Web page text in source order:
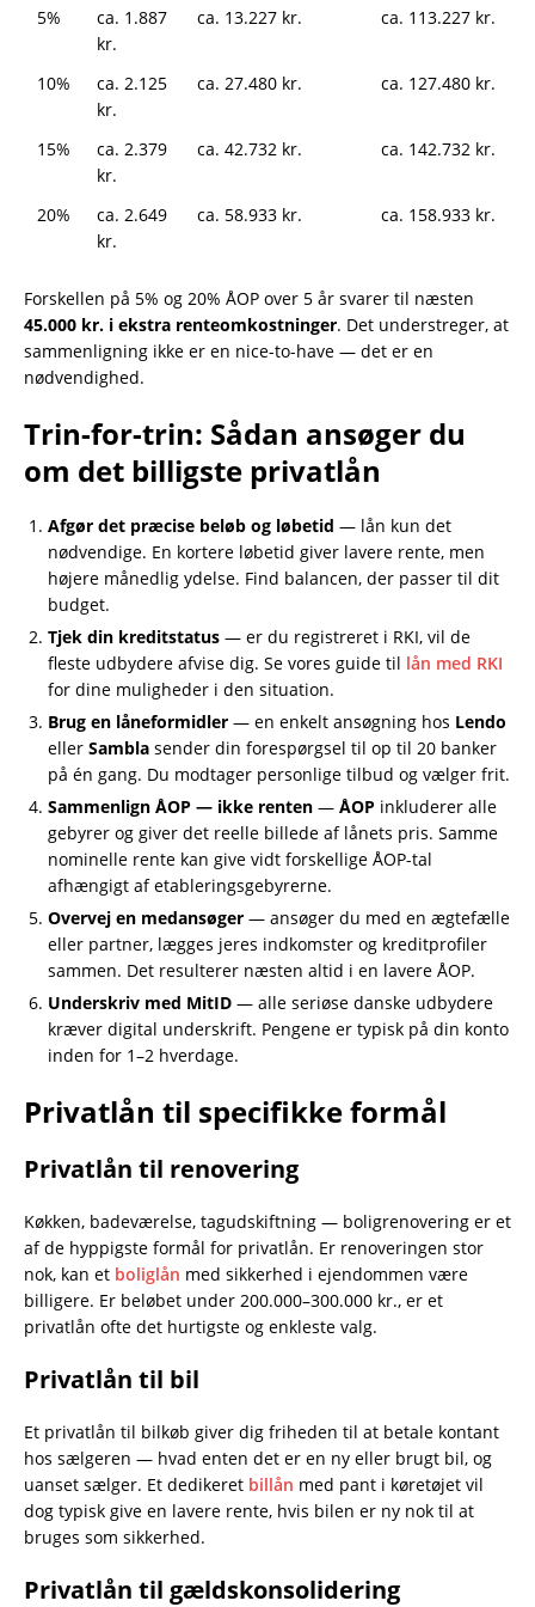
5%
ca. 1.887
kr.
ca. 13.227 kr. ca. 113.227 kr.
10%
ca. 2.125
kr.
ca. 27.480 kr. ca. 127.480 kr.
15%
ca. 2.379
kr.
ca. 42.732 kr. ca. 142.732 kr.
20%
ca. 2.649
kr.
ca. 58.933 kr. ca. 158.933 kr.
Forskellen på 5% og 20% ÅOP over 5 år svarer til næsten
45.000 kr. i ekstra renteomkostninger. Det understreger, at
sammenligning ikke er en nice-to-have — det er en
nødvendighed.
Trin-for-trin: Sådan ansøger du
om det billigste privatlån
Afgør det præcise beløb og løbetid — lån kun det
nødvendige. En kortere løbetid giver lavere rente, men
højere månedlig ydelse. Find balancen, der passer til dit
budget.
Tjek din kreditstatus — er du registreret i RKI, vil de
fleste udbydere afvise dig. Se vores guide til lån med RKI
for dine muligheder i den situation.
Brug en låneformidler — en enkelt ansøgning hos Lendo
eller Sambla sender din forespørgsel til op til 20 banker
på én gang. Du modtager personlige tilbud og vælger frit.
Sammenlign ÅOP — ikke renten — ÅOP inkluderer alle
gebyrer og giver det reelle billede af lånets pris. Samme
nominelle rente kan give vidt forskellige ÅOP-tal
afhængigt af etableringsgebyrerne.
Overvej en medansøger — ansøger du med en ægtefælle
eller partner, lægges jeres indkomster og kreditprofiler
sammen. Det resulterer næsten altid i en lavere ÅOP.
Underskriv med MitID — alle seriøse danske udbydere
kræver digital underskrift. Pengene er typisk på din konto
inden for 1–2 hverdage.
Privatlån til specifikke formål
Privatlån til renovering
Køkken, badeværelse, tagudskiftning — boligrenovering er et
af de hyppigste formål for privatlån. Er renoveringen stor
nok, kan et boliglån med sikkerhed i ejendommen være
billigere. Er beløbet under 200.000–300.000 kr., er et
privatlån ofte det hurtigste og enkleste valg.
Privatlån til bil
Et privatlån til bilkøb giver dig friheden til at betale kontant
hos sælgeren — hvad enten det er en ny eller brugt bil, og
uanset sælger. Et dedikeret billån med pant i køretøjet vil
dog typisk give en lavere rente, hvis bilen er ny nok til at
bruges som sikkerhed.
Privatlån til gældskonsolidering